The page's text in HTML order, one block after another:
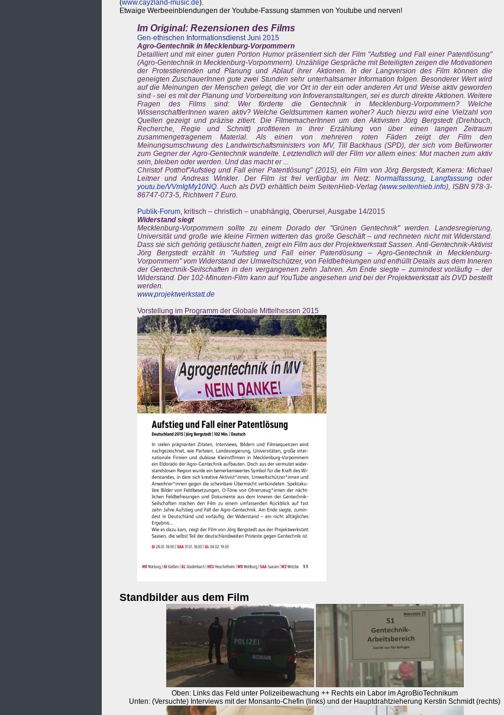
(www.cayzland-music.de).
Etwaige Werbeeinblendungen der Youtube-Fassung stammen von Youtube und nerven!
Im Original: Rezensionen des Films
Gen-ethischen Informationsdienst Juni 2015
Agro-Gentechnik in Mecklenburg-Vorpommern
Detailliert und mit einer guten Portion Humor präsentiert sich der Film "Aufstieg und Fall einer Patentlösung"
(Agro-Gentechnik in Mecklenburg-Vorpommern). Unzählige Gespräche mit Beteiligten zeigen die Motivationen
der Protestierenden und Planung und Ablauf ihrer Aktionen. In der Langversion des Film können die
geneigten ZuschauerInnen gute zwei Stunden sehr unterhaltsamer Information folgen. Besonderer Wert wird
auf die Meinungen der Menschen gelegt, die vor Ort in der ein oder anderen Art und Weise aktiv geworden
sind - sei es mit der Planung und Vorbereitung von Infoveranstaltungen, sei es durch direkte Aktionen. Weitere
Fragen des Films sind: Wer förderte die Gentechnik in Mecklenburg-Vorpommern? Welche
WissenschaftlerInnen waren aktiv? Welche Geldsummen kamen woher? Auch hierzu wird eine Vielzahl von
Quellen gezeigt und präzise zitiert. Die FilmemacherInnen um den Aktivisten Jörg Bergstedt (Drehbuch,
Recherche, Regie und Schnitt) profitieren in ihrer Erzählung von über einen langen Zeitraum
zusammengetragenem Material. Als einen von mehreren roten Fäden zeigt der Film den
Meinungsumschwung des Landwirtschaftsministers von MV, Till Backhaus (SPD), der sich vom Befürworter
zum Gegner der Agro-Gentechnik wandelte. Letztendlich will der Film vor allem eines: Mut machen zum aktiv
sein, bleiben oder werden. Und das macht er ...
Christof Potthof"Aufstieg und Fall einer Patentlösung" (2015), ein Film von Jörg Bergstedt, Kamera: Michael
Leitner und Andreas Winkler. Der Film ist frei verfügbar im Netz: Normalfassung, Langfassung oder
youtu.be/VVmIgMy10NQ. Auch als DVD erhältlich beim SeitenHieb-Verlag (www.seitenhieb.info), ISBN 978-3-
86747-073-5, Richtwert 7 Euro.
Publik-Forum, kritisch – christlich – unabhängig, Oberursel, Ausgabe 14/2015
Widerstand siegt
Mecklenburg-Vorpommern sollte zu einem Dorado der "Grünen Gentechnik" werden. Landesregierung,
Universität und große wie kleine Firmen witterten das große Geschäft – und rechneten nicht mit Widerstand.
Dass sie sich gehörig getäuscht hatten, zeigt ein Film aus der Projektwerkstatt Sassen. Anti-Gentechnik-Aktivist
Jörg Bergstedt erzählt in "Aufstieg und Fall einer Patentlösung – Agro-Gentechnik in Mecklenburg-
Vorpommern" vom Widerstand der Umweltschützer, von Feldbefreiungen und enthüllt Details aus dem Inneren
der Gentechnik-Seilschaften in den vergangenen zehn Jahren. Am Ende siegte – zumindest vorläufig – der
Widerstand. Der 102-Minuten-Film kann auf YouTube angesehen und bei der Projektwerkstatt als DVD bestellt
werden.
www.projektwerkstatt.de
Vorstellung im Programm der Globale Mittelhessen 2015
Standbilder aus dem Film
Oben: Links das Feld unter Polizeibewachung ++ Rechts ein Labor im AgroBioTechnikum
Unten: (Versuchte) Interviews mit der Monsanto-Chefin (links) und der Hauptdrahtzieherung Kerstin Schmidt (rechts)